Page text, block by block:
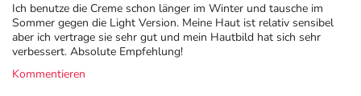
Angaben gem. EU-Produktsicherheitsverordnung (GPSR)
anzeigen
DasPDF des Beipackzettelskönnen Sie sich oben
herunterladen.
Ich benutze die Creme schon länger im Winter und tausche im
Sommer gegen die Light Version. Meine Haut ist relativ sensibel
aber ich vertrage sie sehr gut und mein Hautbild hat sich sehr
verbessert. Absolute Empfehlung!
Kommentieren